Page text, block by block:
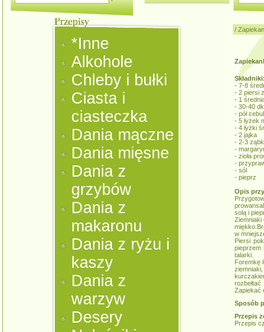
*Inne
Alkohole
Chleby i bułki
Ciasta i
ciasteczka
Dania mączne
Dania mięsne
Dania z
grzybów
Dania z
makaronu
Dania z ryżu i
kaszy
Dania z
warzyw
Desery
/
- 7-8
- 2 piersi
- 1
- 30-40
- pół
- 5 łyżek
- 4 łyżki
- 2 jajka
- 2-3
-
- zioła
-
- sól
- pieprz
Opis
solą i
Ziemniaki
w
Piersi
talarki.
Foremkę
Zapiekać
Sposób
Przepis
Przepis